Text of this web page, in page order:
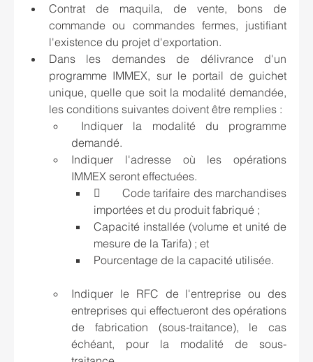
Contrat de maquila, de vente, bons de
commande ou commandes fermes, justifiant
l'existence du projet d'exportation.
Dans les demandes de délivrance d'un
programme IMMEX, sur le portail de guichet
unique, quelle que soit la modalité demandée,
les conditions suivantes doivent être remplies :
demandé.
Indiquer l'adresse où les opérations
IMMEX seront effectuées.
	Code tarifaire des marchandises
importées et du produit fabriqué ;
Capacité installée (volume et unité de
mesure de la Tarifa) ; et
Pourcentage de la capacité utilisée.
Indiquer le RFC de l'entreprise ou des
entreprises qui effectueront des opérations
de fabrication (sous-traitance), le cas
échéant, pour la modalité de sous-